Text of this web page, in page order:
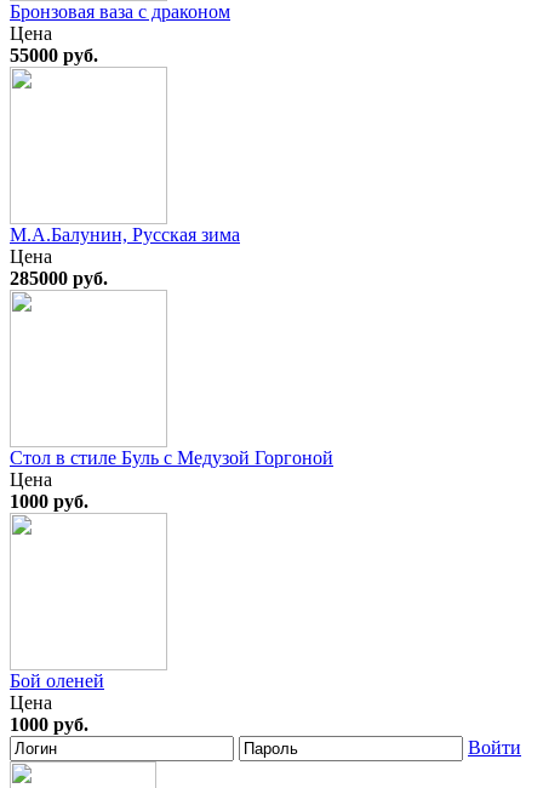
Бронзовая ваза с драконом
Цена
55000 руб.
М.А.Балунин, Русская зима
Цена
285000 руб.
Стол в стиле Буль с Медузой Горгоной
Цена
1000 руб.
Бой оленей
Цена
1000 руб.
Войти